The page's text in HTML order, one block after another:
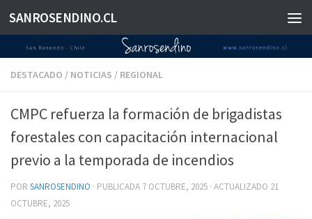
Saltar al contenido
SANROSENDINO.CL
DESTACADO / NOTICIAS / REGIONAL
CMPC refuerza la formación de brigadistas
forestales con capacitación internacional
previo a la temporada de incendios
POR SANROSENDINO · PUBLICADA 7 OCTUBRE, 2025 · ACTUALIZADO 21
OCTUBRE, 2025